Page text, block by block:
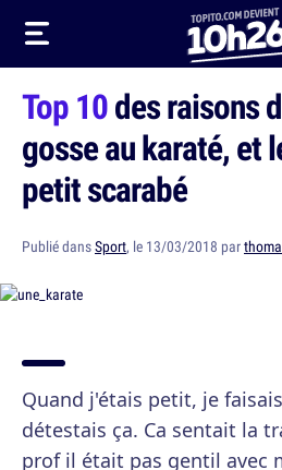
Top 10des raisons
gosse au karaté, et
petit scarabé
Publié dansSport, le 13/03/2018 par
Quand j'étais petit, je
détestais ça. Ca sentait la
prof il était pas gentil avec